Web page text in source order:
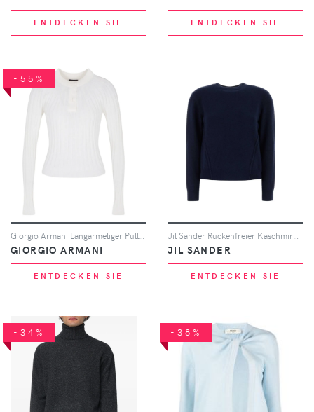
ENTDECKEN SIE ENTDECKEN SIE
-55%
GIORGIO ARMANI
ENTDECKEN SIE
JIL SANDER
ENTDECKEN SIE
-34% -38%